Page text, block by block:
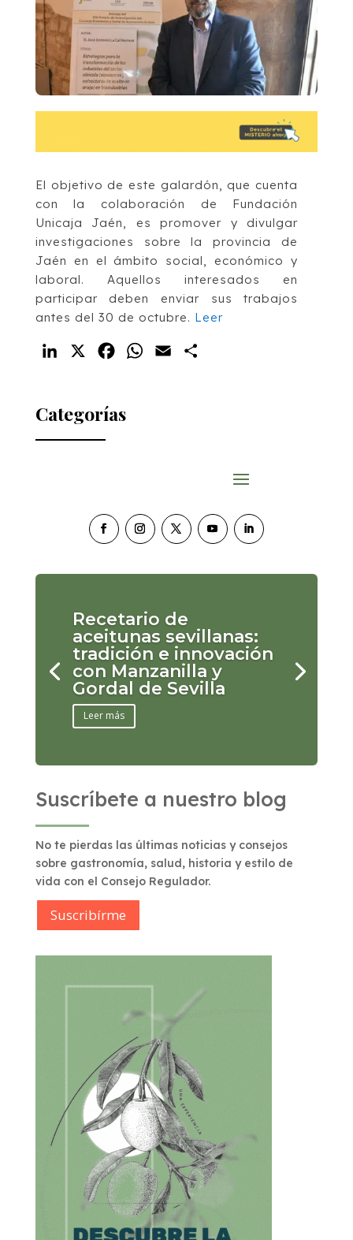
El objetivo de este galardón, que cuenta
con la colaboración de Fundación
Unicaja Jaén, es promover y divulgar
investigaciones sobre la provincia de
Jaén en el ámbito social, económico y
laboral. Aquellos interesados en
participar deben enviar sus trabajos
antes del 30 de octubre. Leer
LinkedIn FacebookWhatsApp
Email
Categorías
Recetario de
aceitunas sevillanas:
tradición e innovación
con Manzanilla y
Gordal de Sevilla
Leer más
Suscríbete a nuestro blog
No te pierdas las últimas noticias y consejos
sobre gastronomía, salud, historia y estilo de
vida con el Consejo Regulador.
Suscribírme